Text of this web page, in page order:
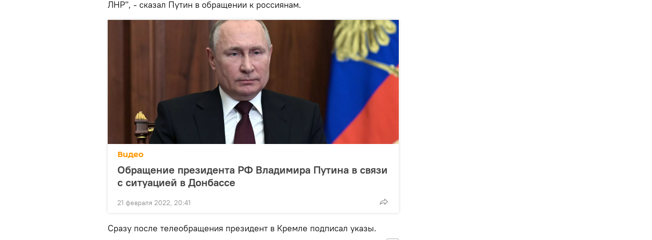
ЛНР", - сказал Путин в обращении к россиянам.
Видео
Обращение президента РФ Владимира Путина в связи
с ситуацией в Донбассе
21 февраля 2022, 20:41
Сразу после телеобращения президент в Кремле подписал указы.